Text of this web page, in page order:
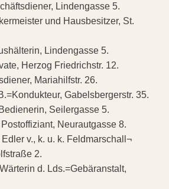
Lindengasse 5.
und Hausbesitzer, St.
Lindengasse 5.
Herzog Friedrichstr. 12.
Mariahilfstr. 26.
Gabelsbergerstr. 35.
Seilergasse 5.
Neurautgasse 8.
v., k. u. k. Feldmarschall¬
2.
d. Lds.=Gebäranstalt,